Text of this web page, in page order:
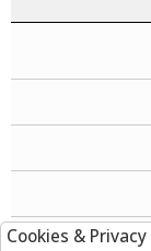
Cookies & Privacy